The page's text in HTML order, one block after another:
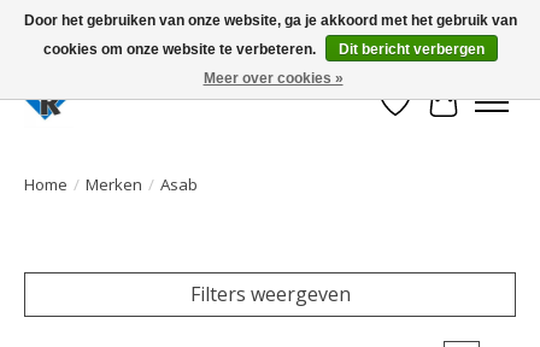
Large selection of products and fast shipping!
Verlanglijst
Home / Merken / Asab
Filters weergeven
Door het gebruiken van onze website, ga je akkoord met het gebruik van
cookies om onze website te verbeteren.
Dit bericht verbergen
Meer over cookies »